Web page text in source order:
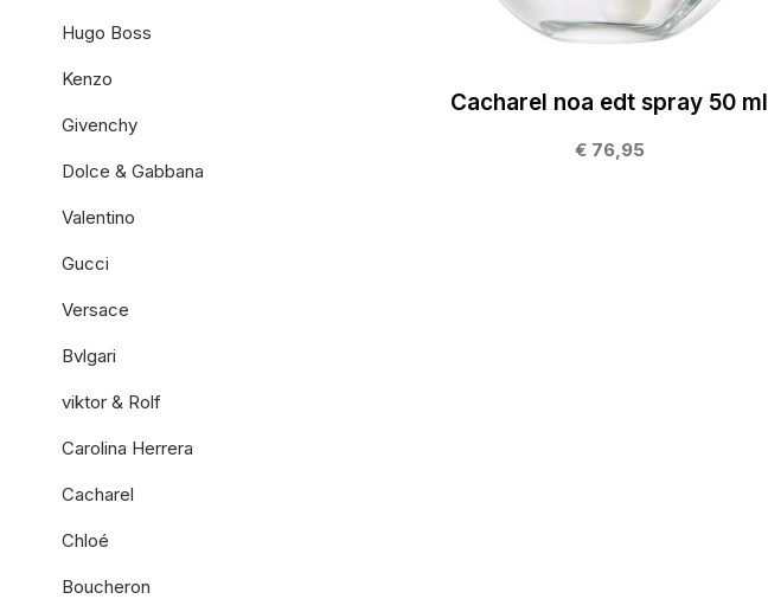
Cacharel noa edt spray 50 ml
€ 76,95
Hugo Boss
Kenzo
Givenchy
Dolce & Gabbana
Valentino
Gucci
Versace
Bvlgari
viktor & Rolf
Carolina Herrera
Cacharel
Chloé
Boucheron